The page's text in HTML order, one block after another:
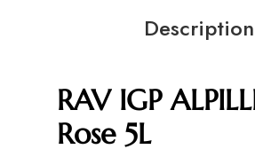
Description
RAV IGP
Rose 5L